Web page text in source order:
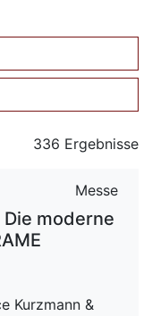
336 Ergebnisse
Messe
moderne
Kurzmann &